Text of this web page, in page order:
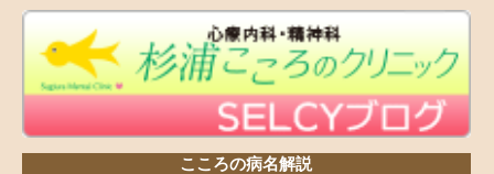
こころの病名解説